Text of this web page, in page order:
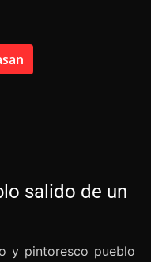
salido de un
y pintoresco pueblo